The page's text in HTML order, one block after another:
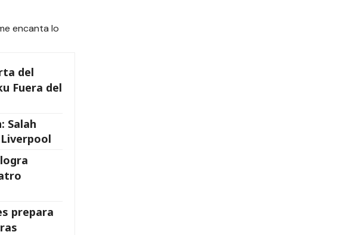
encanta lo
del
Fuera del
Salah
prepara